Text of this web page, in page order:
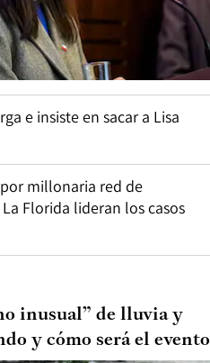
e insiste en sacar a Lisa
millonaria red de
Florida lideran los casos
inusual” de lluvia y
y cómo será el evento